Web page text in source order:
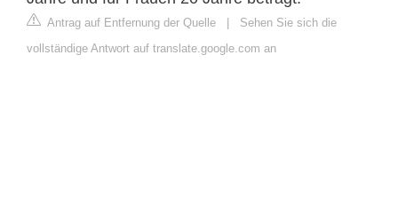
Antrag auf Entfernung der Quelle | Sehen Sie sich die
vollständige Antwort auf translate.google.com an